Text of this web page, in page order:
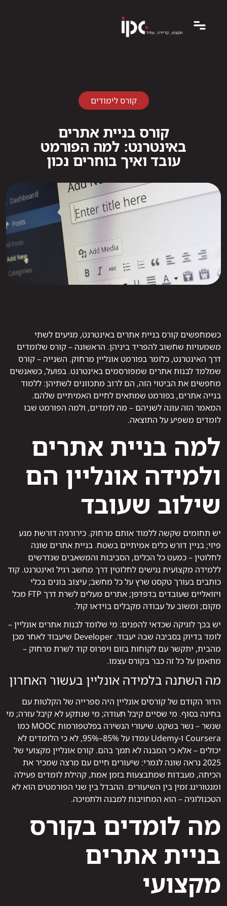
קורס לימודים
קורס בניית אתרים
באינטרנט: למה הפורמט
עובד ואיך בוחרים נכון
כשמחפשים קורס בניית אתרים באינטרנט, מגיעים לשתי
משמעויות שחשוב להפריד ביניהן. הראשונה – קורס שלומדים
דרך האינטרנט, כלומר בפורמט אונליין מרחוק. השנייה – קורס
שמלמד לבנות אתרים שמפורסמים באינטרנט. בפועל, כשאנשים
מחפשים את הביטוי הזה, הם לרוב מתכוונים לשתיהן: ללמוד
בנייה אתרים, בפורמט שמתאים לחיים האמיתיים שלהם.
המאמר הזה עונה לשניהם – מה לומדים, ולמה הפורמט שבו
לומדים משפיע על התוצאה.
למה בניית אתרים
ולמידה אונליין הם
שילוב שעובד
יש תחומים שקשה ללמוד אותם מרחוק. כירורגיה דורשת מגע
פיזי; בניין דורש כלים אמיתיים בשטח. בניית אתרים שונה
לחלוטין – כמעט כל הכלים, הסביבות והמשאבים שנדרשים
ללמידה מקצועית נגישים לחלוטין דרך מחשב רגיל ואינטרנט. קוד
כותבים בעורך טקסט שרץ על כל מחשב; עיצוב בונים בכלי
ויזואליים שעובדים בדפדפן; אתרים מעלים לשרת דרך FTP מכל
מקום; ומשוב על עבודה מקבלים בוידאו קול.
יש בכך לוגיקה שכדאי להפנים: מי שלומד לבנות אתרים אונליין –
לומד בדיוק בסביבה שבה יעבוד. Developer שיעבוד לאחר מכן
מהבית, יתקשר עם לקוחות בזום ויפרוס קוד לשרת מרחוק –
מתאמן על כל זה כבר בקורס עצמו.
מה השתנה בלמידה אונליין בעשור האחרון
הדור הקודם של קורסים אונליין היה ספרייה של הקלטות עם
בחינה בסוף. מי שסיים קיבל תעודה; מי שנתקע לא קיבל עזרה; מי
שנשר – נשר בשקט. שיעורי הנשירה בפלטפורמות MOOC כמו
Coursera ו-Udemy עמדו על 85%–95%, לא כי הלומדים לא
יכולים – אלא כי המבנה לא תמך בהם. קורס אונליין מקצועי של
2025 נראה שונה לגמרי: שיעורים חיים עם מרצה שמכיר את
הכיתה, מעבדות שמתבצעות בזמן אמת, קהילת לומדים פעילה
ומנטורינג זמין בין השיעורים. ההבדל בין שני הפורמטים הוא לא
הטכנולוגיה – הוא המחויבות למבנה ולתמיכה.
מה לומדים בקורס
בניית אתרים
מקצועי